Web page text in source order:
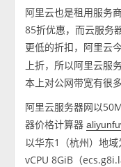
阿里云也是租用服务
85折优惠，而云服务
更低的折扣，阿里云
上折，所以阿里云服
本上对公网带宽有很多
阿里云服务器网以
器价格计算器
以华东1（杭州）地
vCPU 8GiB（